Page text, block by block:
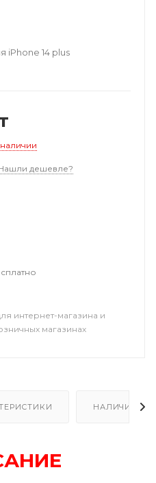
iPhone 14 plus
дешевле?
интернет-магазина и
магазинах
НАЛИЧИЕ